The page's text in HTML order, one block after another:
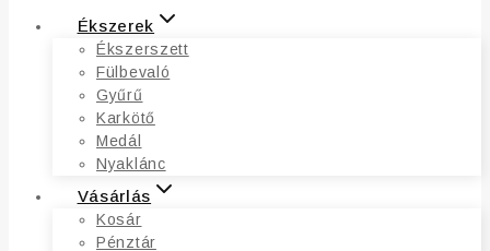
Ékszerek
Ékszerszett
Fülbevaló
Gyűrű
Karkötő
Medál
Nyaklánc
Vásárlás
Kosár
Pénztár